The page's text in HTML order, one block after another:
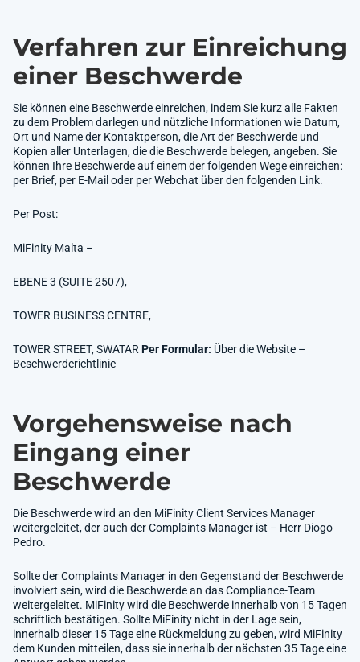
Verfahren zur Einreichung
einer Beschwerde
Sie können eine Beschwerde einreichen, indem Sie kurz alle Fakten
zu dem Problem darlegen und nützliche Informationen wie Datum,
Ort und Name der Kontaktperson, die Art der Beschwerde und
Kopien aller Unterlagen, die die Beschwerde belegen, angeben. Sie
können Ihre Beschwerde auf einem der folgenden Wege einreichen:
per Brief, per E-Mail oder per Webchat über den folgenden Link.
Per Post:
MiFinity Malta –
EBENE 3 (SUITE 2507),
TOWER BUSINESS CENTRE,
TOWER STREET, SWATAR Per Formular: Über die Website –
Beschwerderichtlinie
Vorgehensweise nach
Eingang einer
Beschwerde
Die Beschwerde wird an den MiFinity Client Services Manager
weitergeleitet, der auch der Complaints Manager ist – Herr Diogo
Pedro.
Sollte der Complaints Manager in den Gegenstand der Beschwerde
involviert sein, wird die Beschwerde an das Compliance-Team
weitergeleitet. MiFinity wird die Beschwerde innerhalb von 15 Tagen
schriftlich bestätigen. Sollte MiFinity nicht in der Lage sein,
innerhalb dieser 15 Tage eine Rückmeldung zu geben, wird MiFinity
dem Kunden mitteilen, dass sie innerhalb der nächsten 35 Tage eine